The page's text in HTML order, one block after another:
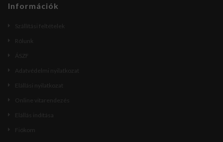
Információk
Szállítási feltételek
Rólunk
ÁSZF
Adatvédelmi nyilatkozat
Elállási nyilatkozat
Online vitarendezés
Elállás indítása
Fiókom